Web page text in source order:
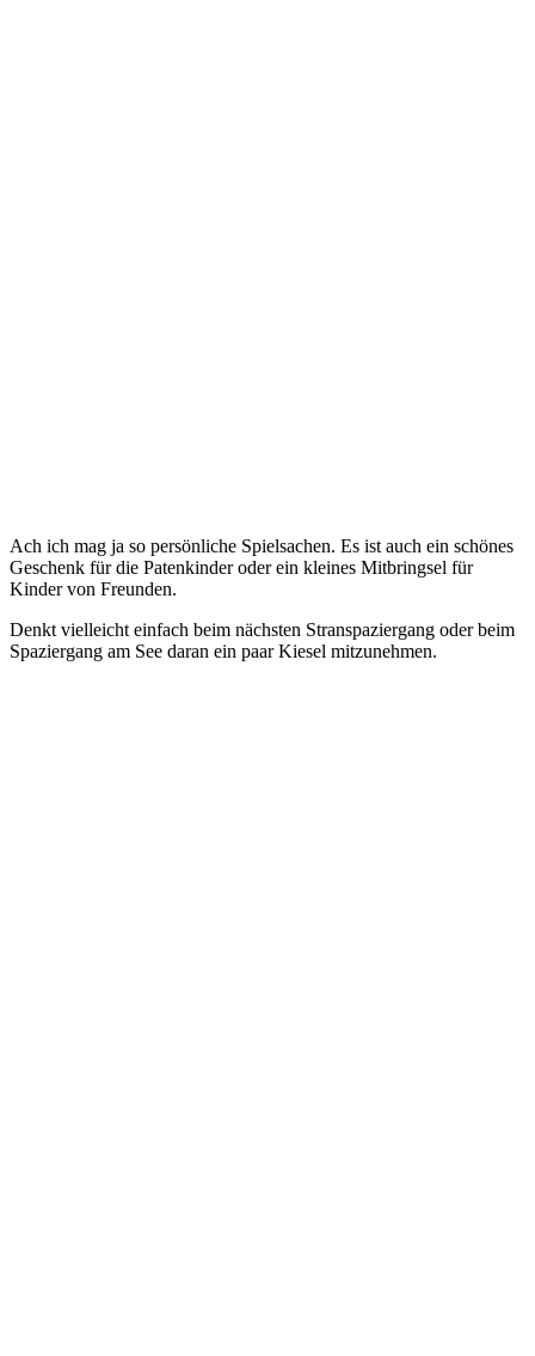
Ach ich mag ja so persönliche Spielsachen. Es ist auch ein schönes
Geschenk für die Patenkinder oder ein kleines Mitbringsel für
Kinder von Freunden.
Denkt vielleicht einfach beim nächsten Stranspaziergang oder beim
Spaziergang am See daran ein paar Kiesel mitzunehmen.